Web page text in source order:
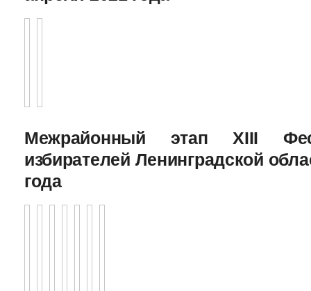
Межрайонный этап XIII
избирателей Ленинградской
года